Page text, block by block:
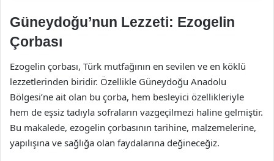
Güneydoğu’nun Lezzeti: Ezogelin
Çorbası
Ezogelin çorbası, Türk mutfağının en sevilen ve en köklü
lezzetlerinden biridir. Özellikle Güneydoğu Anadolu
Bölgesi’ne ait olan bu çorba, hem besleyici özellikleriyle
hem de eşsiz tadıyla sofraların vazgeçilmezi haline gelmiştir.
Bu makalede, ezogelin çorbasının tarihine, malzemelerine,
yapılışına ve sağlığa olan faydalarına değineceğiz.